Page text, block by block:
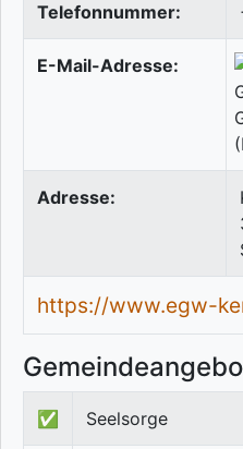
Telefonnummer:
E-Mail-Adresse:
Adresse:
https://www.egw-
✅ Seelsorge